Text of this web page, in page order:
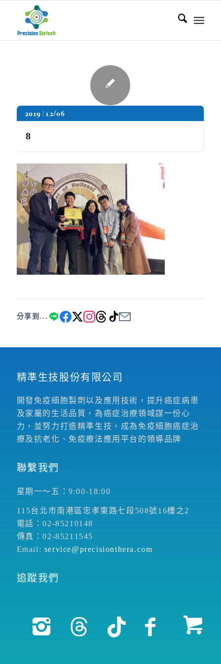
2019 12/06
8
分享到...
精準生技股份有限公司
開發免疫細胞製劑以及應用技術，提升癌症病患
及家屬的生活品質，為癌症治療領域謀一份心
力，並努力打造精準生技，成為免疫細胞癌症治
療及抗老化、免疫療法應用平台的領導品牌
聯繫我們
星期一～五：9:00-18:00
115台北市南港區忠孝東路七段508號16樓之2
電話：02-85210148
傳真：02-85211545
Email: service@precisionthera.com
追蹤我們